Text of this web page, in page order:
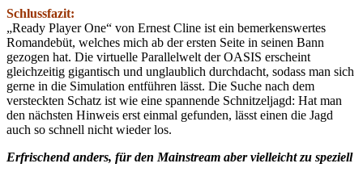
Schlussfazit:
„Ready Player One“ von Ernest Cline ist ein bemerkenswertes
Romandebüt, welches mich ab der ersten Seite in seinen Bann
gezogen hat. Die virtuelle Parallelwelt der OASIS erscheint
gleichzeitig gigantisch und unglaublich durchdacht, sodass man sich
gerne in die Simulation entführen lässt. Die Suche nach dem
versteckten Schatz ist wie eine spannende Schnitzeljagd: Hat man
den nächsten Hinweis erst einmal gefunden, lässt einen die Jagd
auch so schnell nicht wieder los.
Erfrischend anders, für den Mainstream aber vielleicht zu speziell